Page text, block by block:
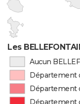
Les
Aucun
Département
Département
Département